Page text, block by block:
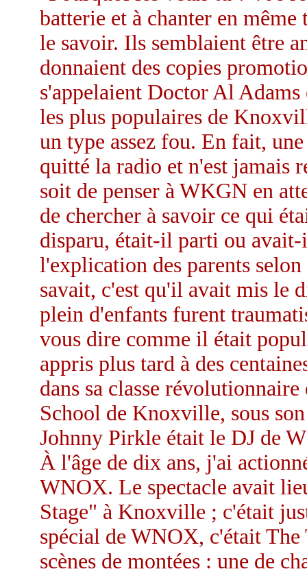
batterie et à chanter en
le savoir. Ils semblaient être
donnaient des copies
s'appelaient Doctor Al
les plus populaires de
un type assez fou. En fait,
quitté la radio et n'est jamais
soit de penser à WKGN en
de chercher à savoir ce qui
disparu, était-il parti ou
l'explication des parents
savait, c'est qu'il avait mis le
plein d'enfants furent
vous dire comme il était
appris plus tard à des
dans sa classe
School de Knoxville, sous
Johnny Pirkle était le DJ de
À l'âge de dix ans, j'ai
WNOX. Le spectacle avait
Stage" à Knoxville ; c'était
spécial de WNOX, c'était
scènes de montées : une de